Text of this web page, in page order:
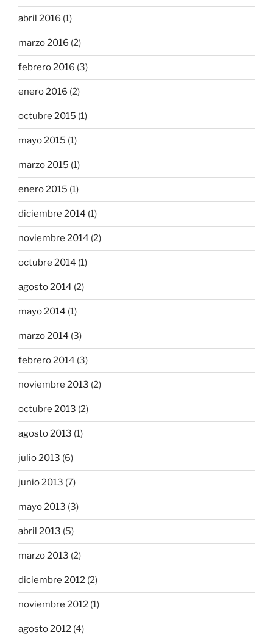
abril 2016 (1)
marzo 2016 (2)
febrero 2016 (3)
enero 2016 (2)
octubre 2015 (1)
mayo 2015 (1)
marzo 2015 (1)
enero 2015 (1)
diciembre 2014 (1)
noviembre 2014 (2)
octubre 2014 (1)
agosto 2014 (2)
mayo 2014 (1)
marzo 2014 (3)
febrero 2014 (3)
noviembre 2013 (2)
octubre 2013 (2)
agosto 2013 (1)
julio 2013 (6)
junio 2013 (7)
mayo 2013 (3)
abril 2013 (5)
marzo 2013 (2)
diciembre 2012 (2)
noviembre 2012 (1)
agosto 2012 (4)